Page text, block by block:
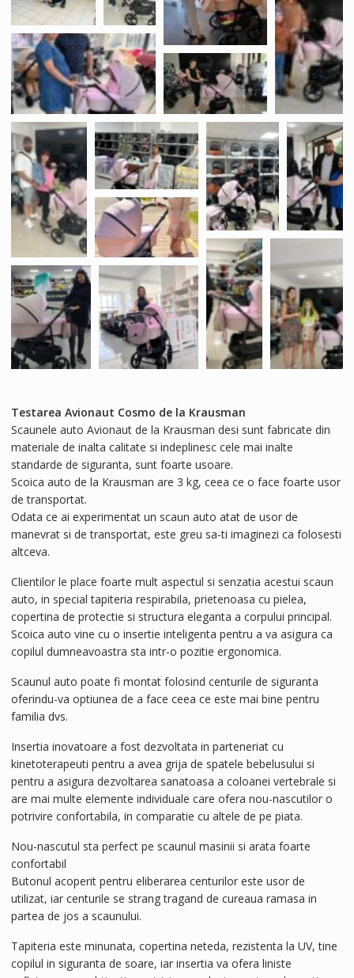
Testarea Avionaut Cosmo de la Krausman
Scaunele auto Avionaut de la Krausman desi sunt fabricate din
materiale de inalta calitate si indeplinesc cele mai inalte
standarde de siguranta, sunt foarte usoare.
Scoica auto de la Krausman are 3 kg, ceea ce o face foarte usor
de transportat.
Odata ce ai experimentat un scaun auto atat de usor de
manevrat si de transportat, este greu sa-ti imaginezi ca folosesti
altceva.
Clientilor le place foarte mult aspectul si senzatia acestui scaun
auto, in special tapiteria respirabila, prietenoasa cu pielea,
copertina de protectie si structura eleganta a corpului principal.
Scoica auto vine cu o insertie inteligenta pentru a va asigura ca
copilul dumneavoastra sta intr-o pozitie ergonomica.
Scaunul auto poate fi montat folosind centurile de siguranta
oferindu-va optiunea de a face ceea ce este mai bine pentru
familia dvs.
Insertia inovatoare a fost dezvoltata in parteneriat cu
kinetoterapeuti pentru a avea grija de spatele bebelusului si
pentru a asigura dezvoltarea sanatoasa a coloanei vertebrale si
are mai multe elemente individuale care ofera nou-nascutilor o
potrivire confortabila, in comparatie cu altele de pe piata.
Nou-nascutul sta perfect pe scaunul masinii si arata foarte
confortabil
Butonul acoperit pentru eliberarea centurilor este usor de
utilizat, iar centurile se strang tragand de cureaua ramasa in
partea de jos a scaunului.
Tapiteria este minunata, copertina neteda, rezistenta la UV, tine
copilul in siguranta de soare, iar insertia va ofera liniste